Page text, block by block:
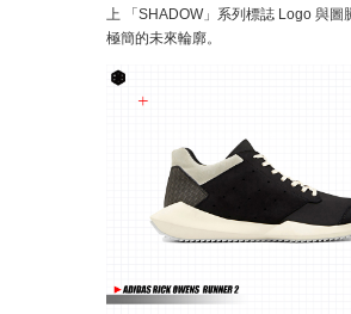
上 「SHADOW」系列標誌 Logo 與圖
極簡的未來輪廓。